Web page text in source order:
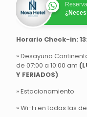
Horario Check-in:
» Desayuno
de 07:00 a 10:00 am
Y FERIADOS)
» Estacionamiento
» Wi-Fi en todas las